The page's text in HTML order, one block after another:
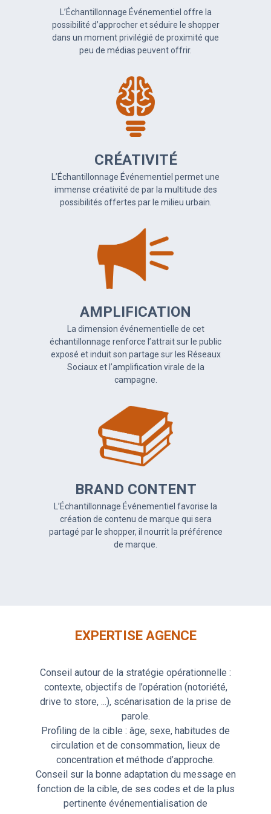
L’Échantillonnage Événementiel offre la
possibilité d’approcher et séduire le shopper
dans un moment privilégié de proximité que
peu de médias peuvent offrir.
CRÉATIVITÉ
L’Échantillonnage Événementiel permet une
immense créativité de par la multitude des
possibilités offertes par le milieu urbain.
AMPLIFICATION
La dimension événementielle de cet
échantillonnage renforce l’attrait sur le public
exposé et induit son partage sur les Réseaux
Sociaux et l’amplification virale de la
campagne.
BRAND CONTENT
L’Échantillonnage Événementiel favorise la
création de contenu de marque qui sera
partagé par le shopper, il nourrit la préférence
de marque.
EXPERTISE AGENCE
Conseil autour de la stratégie opérationnelle :
contexte, objectifs de l’opération (notoriété,
drive to store, ...), scénarisation de la prise de
parole.
Profiling de la cible : âge, sexe, habitudes de
circulation et de consommation, lieux de
concentration et méthode d’approche.
Conseil sur la bonne adaptation du message en
fonction de la cible, de ses codes et de la plus
pertinente événementialisation de